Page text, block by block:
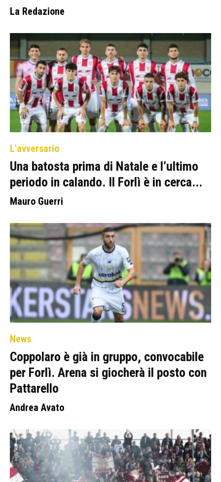
La Redazione
L'avversario
Una batosta prima di Natale e l’ultimo
periodo in calando. Il Forlì è in cerca...
Mauro Guerri
News
Coppolaro è già in gruppo, convocabile
per Forlì. Arena si giocherà il posto con
Pattarello
Andrea Avato